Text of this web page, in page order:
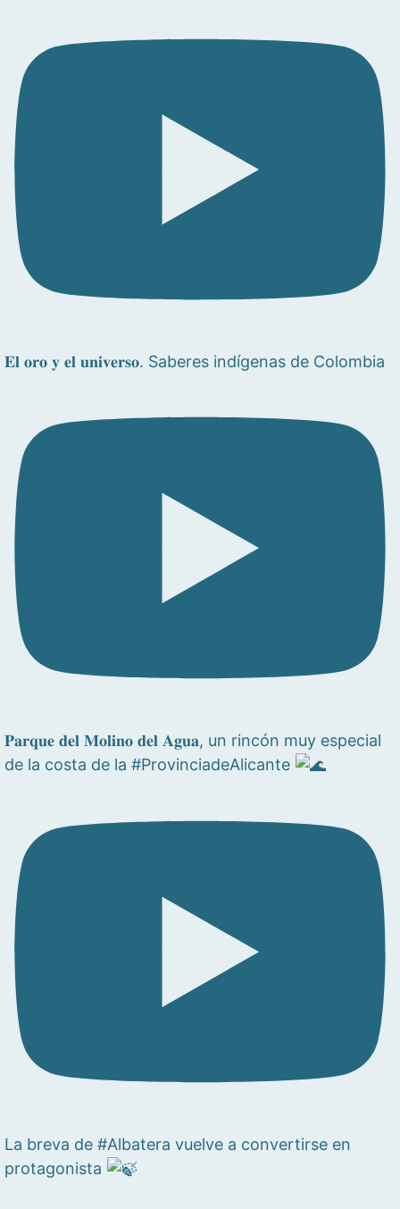
𝐄𝐥 𝐨𝐫𝐨 𝐲 𝐞𝐥 𝐮𝐧𝐢𝐯𝐞𝐫𝐬𝐨. Saberes indígenas de Colombia
𝐏𝐚𝐫𝐪𝐮𝐞 𝐝𝐞𝐥 𝐌𝐨𝐥𝐢𝐧𝐨 𝐝𝐞𝐥 𝐀𝐠𝐮𝐚, un rincón muy especial
de la costa de la #ProvinciadeAlicante
La breva de #Albatera vuelve a convertirse en
protagonista